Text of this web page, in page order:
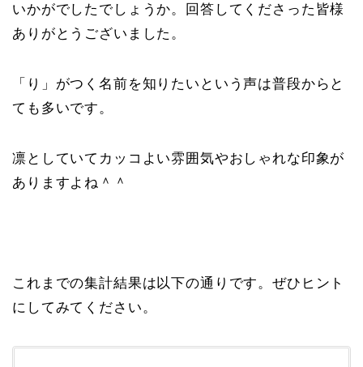
いかがでしたでしょうか。回答してくださった皆様
ありがとうございました。
「り」がつく名前を知りたいという声は普段からと
ても多いです。
凛としていてカッコよい雰囲気やおしゃれな印象が
ありますよね＾＾
これまでの集計結果は以下の通りです。ぜひヒント
にしてみてください。